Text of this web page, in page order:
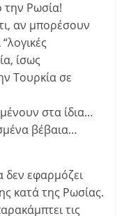
την Ρωσία!
αν μπορέσουν
ίσως
Τουρκία σε
στα ίδια…
βέβαια…
δεν εφαρμόζει
κατά της Ρωσίας.
τις